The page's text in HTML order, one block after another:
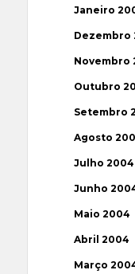
Janeiro
Dezembro
Novembro
Outubro
Setembro
Agosto
Julho 2004
Junho
Maio 2004
Abril 2004
Março